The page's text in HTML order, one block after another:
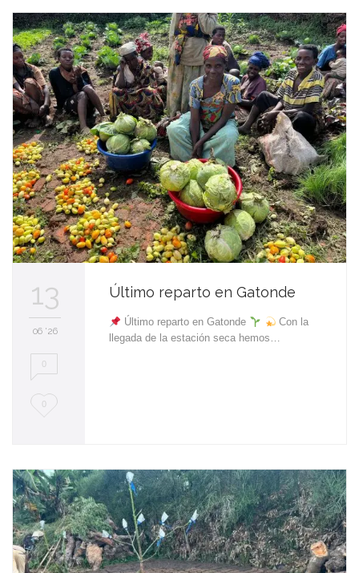
e
i
t
13
06 '26
0
L
e
i
t
0
Último reparto en Gatonde
Último reparto en Gatonde
Con la
llegada de la estación seca hemos…